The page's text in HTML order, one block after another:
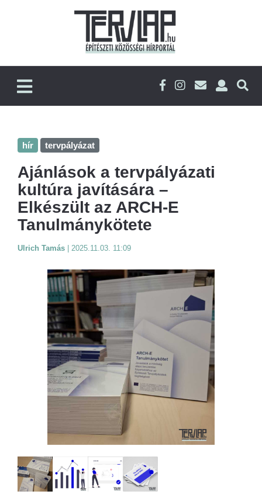
hír tervpályázat
Ajánlások a tervpályázati
kultúra javítására –
Elkészült az ARCH-E
Tanulmánykötete
Ulrich Tamás 2025.11.03. 11:09